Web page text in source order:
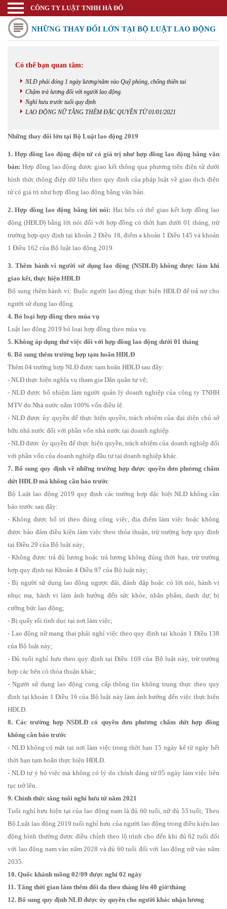
Luật sư
Trang chủ
Thành lập doanh nghiệp
Thay đổi đăng ký kinh doanh
Bảo hộ nhãn hiệu
Bảo hộ bản quyền tác giả
Giấy phép Công thương
Giấy phép Y tế - Văn Hóa
Thư viện pháp luật
CÔNG TY LUẬT TNHH HÀ ĐÔ
NHỮNG THAY ĐỔI LỚN TẠI BỘ LUẬT LAO ĐỘNG
Có thể bạn quan tâm:
NLĐ phải đóng 1 ngày lương/năm vào Quỹ phòng, chống thiên tai
Chậm trả lương đối với người lao động.
Nghỉ hưu trước tuổi quy định
LAO ĐỘNG NỮ TĂNG THÊM ĐẶC QUYỀN TỪ 01/01/2021
Những thay đổi lớn tại Bộ Luật lao động 2019
1. Hợp đồng lao động điện tử có giá trị như hợp đồng lao động bằng văn
bản: Hợp đồng lao động được giao kết thông qua phương tiện điện tử dưới
hình thức thông điệp dữ liệu theo quy định của pháp luật về giao dịch điện
tử có giá trị như hợp đồng lao động bằng văn bản.
2. Hợp đồng lao động bằng lời nói: Hai bên có thể giao kết hợp đồng lao
động (HĐLĐ) bằng lời nói đối với hợp đồng có thời hạn dưới 01 tháng, trừ
trường hợp quy định tại khoản 2 Điều 18, điểm a khoản 1 Điều 145 và khoản
1 Điều 162 của Bộ luật lao động 2019.
3. Thêm hành vi người sử dụng lao động (NSDLĐ) không được làm khi
giao kết, thực hiện HĐLĐ
Bổ sung thêm hành vi: Buộc người lao động thực hiện HĐLĐ để trả nợ cho
người sử dụng lao động.
4. Bỏ loại hợp đồng theo mùa vụ
Luật lao động 2019 bỏ loại hợp đồng theo mùa vụ.
5. Không áp dụng thử việc đối với hợp đồng lao động dưới 01 tháng
6. Bổ sung thêm trường hợp tạm hoãn HĐLĐ
Thêm 04 trường hợp NLĐ được tạm hoãn HĐLĐ sau đây:
- NLĐ thực hiện nghĩa vụ tham gia Dân quân tự vệ;
- NLĐ được bổ nhiệm làm người quản lý doanh nghiệp của công ty TNHH
MTV do Nhà nước nắm 100% vốn điều lệ.
- NLĐ được ủy quyền để thực hiện quyền, trách nhiệm của đại diện chủ sở
hữu nhà nước đối với phần vốn nhà nước tại doanh nghiệp.
- NLĐ được ủy quyền để thực hiện quyền, trách nhiệm của doanh nghiệp đối
với phần vốn của doanh nghiệp đầu tư tại doanh nghiệp khác.
7. Bổ sung quy định về những trường hợp được quyền đơn phương chấm
dứt HĐLĐ mà không cần báo trước
Bộ Luật lao động 2019 quy định các trường hợp đặc biệt NLĐ không cần
báo trước sau đây:
- Không được bố trí theo đúng công việc, địa điểm làm việc hoặc không
được bảo đảm điều kiện làm việc theo thỏa thuận, trừ trường hợp quy định
tại Điều 29 của Bộ luật này;
- Không được trả đủ lương hoặc trả lương không đúng thời hạn, trừ trường
hợp quy định tại Khoản 4 Điều 97 của Bộ luật này;
- Bị người sử dụng lao động ngược đãi, đánh đập hoặc có lời nói, hành vi
nhục mạ, hành vi làm ảnh hưởng đến sức khỏe, nhân phẩm, danh dự; bị
cưỡng bức lao động;
- Bị quấy rối tình dục tại nơi làm việc;
- Lao động nữ mang thai phải nghỉ việc theo quy định tại khoản 1 Điều 138
của Bộ luật này;
- Đủ tuổi nghỉ hưu theo quy định tại Điều 169 của Bộ luật này, trừ trường
hợp các bên có thỏa thuận khác;
- Người sử dụng lao động cung cấp thông tin không trung thực theo quy
định tại khoản 1 Điều 16 của Bộ luật này làm ảnh hưởng đến việc thực hiện
HĐLĐ.
8. Các trường hợp NSDLĐ có quyền đơn phương chấm dứt hợp đồng
không cần báo trước
- NLĐ không có mặt tại nơi làm việc trong thời hạn 15 ngày kể từ ngày hết
thời hạn tạm hoãn thực hiện HĐLĐ.
- NLĐ tự ý bỏ việc mà không có lý do chính đáng từ 05 ngày làm việc liên
tục trở lên.
9. Chính thức tăng tuổi nghỉ hưu từ năm 2021
Tuổi nghỉ hưu hiện tại của lao động nam là đủ 60 tuổi, nữ đủ 55 tuổi; Theo
Bộ Luật lao động 2019 tuổi nghỉ hưu của người lao động trong điều kiện lao
động bình thường được điều chỉnh theo lộ trình cho đến khi đủ 62 tuổi đối
với lao động nam vào năm 2028 và đủ 60 tuổi đối với lao động nữ vào năm
2035.
10. Quốc khánh mồng 02/09 được nghỉ 02 ngày
11. Tăng thời gian làm thêm đối đa theo tháng lên 40 giờ/tháng
12. Bổ sung quy định NLĐ được ủy quyền cho người khác nhận lương